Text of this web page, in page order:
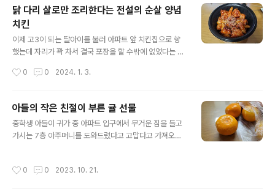
닭 다리 살로만 조리한다는 전설의 순살 양념
치킨
이제 고3이 되는 딸아이를 불러 아파트 앞 치킨집으로 향
했는데 자리가 꽉 차서 결국 포장을 할 수밖에 없었다는 슬
고 싶었는데...... 그래도 치킨은 참 맛있네요.^^
0 0 2024. 1. 3.
아들의 작은 친절이 부른 귤 선물
중학생 아들이 귀가 중 아파트 입구에서 무거운 짐을 들고
가시는 7층 아주머니를 도와드렸다고 고맙다고 가져오신
0 0 2023. 10. 21.